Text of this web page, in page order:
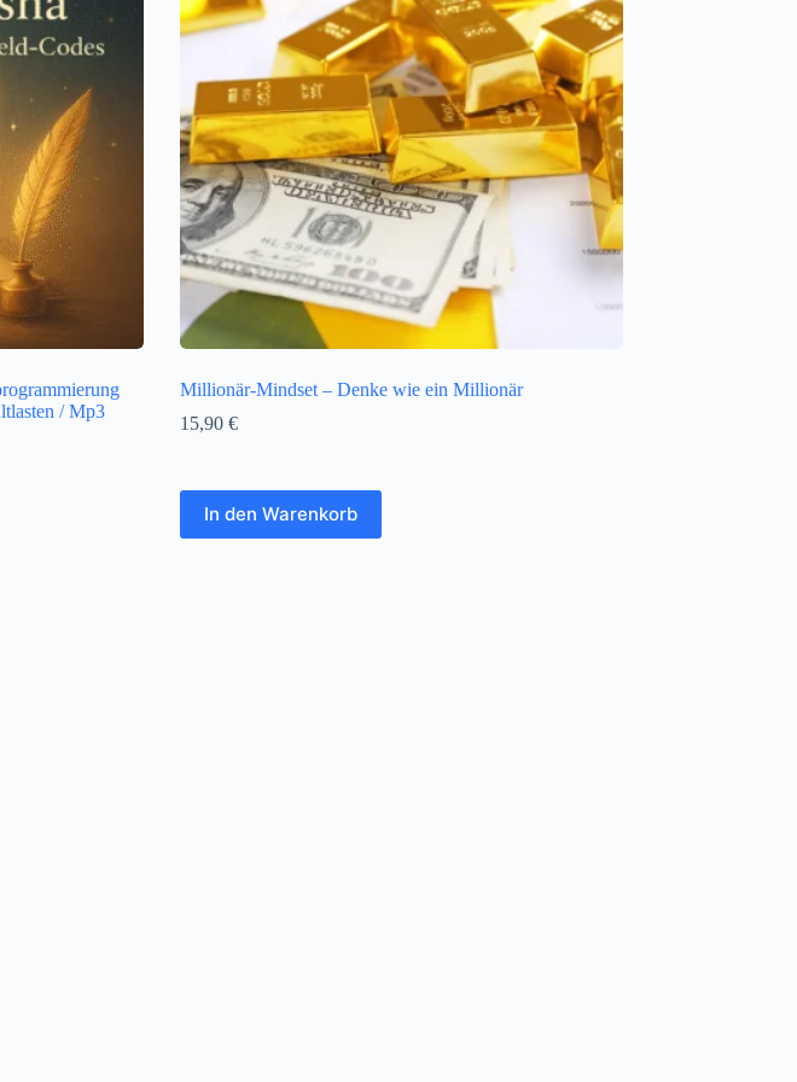
/ Mp3
Millionär-Mindset – Denke wie ein Millionär
15,90€
In den Warenkorb